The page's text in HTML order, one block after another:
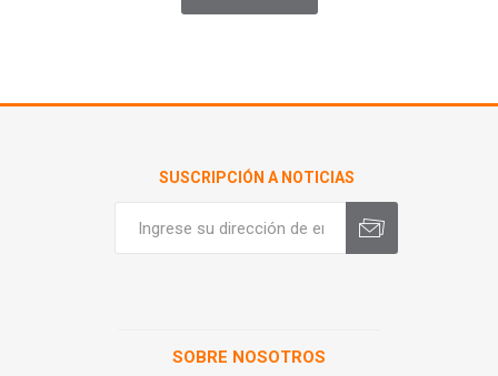
SUSCRIPCIÓN A NOTICIAS
SOBRE NOSOTROS